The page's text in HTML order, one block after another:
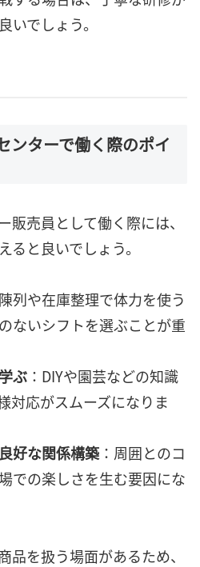
いでしょう。
ンターで働く際のポイ
販売員として働く際には、
ると良いでしょう。
列や在庫整理で体力を使う
ないシフトを選ぶことが重
ぶ ：DIYや園芸などの知識
対応がスムーズになりま
好な関係構築：周囲とのコ
での楽しさを生む要因にな
品を扱う場面があるため、